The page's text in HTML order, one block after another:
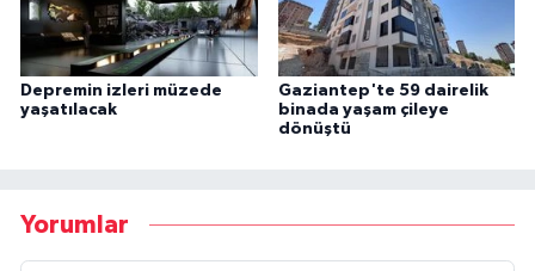
Depremin izleri müzede
yaşatılacak
Gaziantep'te 59 dairelik
binada yaşam çileye
dönüştü
Yorumlar